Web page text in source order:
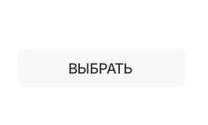
ВЫБРАТЬ